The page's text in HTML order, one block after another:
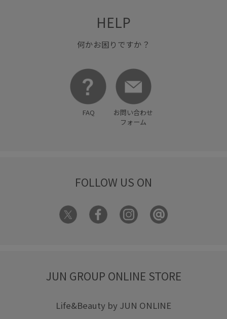
HELP
何かお困りですか？
FAQ
お問い合わせ
フォーム
FOLLOW US ON
JUN GROUP ONLINE STORE
Life&Beauty by JUN ONLINE